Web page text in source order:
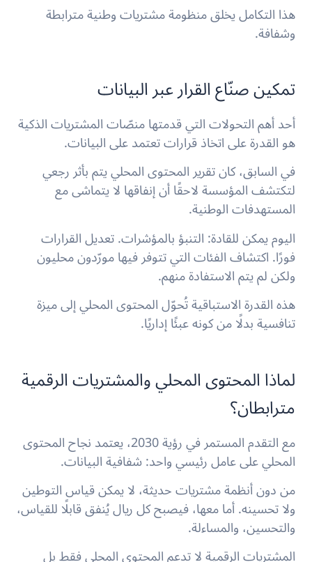
هذا التكامل يخلق منظومة مشتريات وطنية مترابطة
وشفافة.
تمكين صنّاع القرار عبر البيانات
أحد أهم التحولات التي قدمتها منصّات المشتريات الذكية
هو القدرة على اتخاذ قرارات تعتمد على البيانات.
في السابق، كان تقرير المحتوى المحلي يتم بأثر رجعي
لتكتشف المؤسسة لاحقًا أن إنفاقها لا يتماشى مع
المستهدفات الوطنية.
اليوم يمكن للقادة: التنبؤ بالمؤشرات. تعديل القرارات
فورًا. اكتشاف الفئات التي تتوفر فيها مورّدون محليون
ولكن لم يتم الاستفادة منهم.
هذه القدرة الاستباقية تُحوّل المحتوى المحلي إلى ميزة
تنافسية بدلًا من كونه عبئًا إداريًا.
لماذا المحتوى المحلي والمشتريات الرقمية
مترابطان؟
مع التقدم المستمر في رؤية 2030، يعتمد نجاح المحتوى
المحلي على عامل رئيسي واحد: شفافية البيانات.
من دون أنظمة مشتريات حديثة، لا يمكن قياس التوطين
ولا تحسينه. أما معها، فيصبح كل ريال يُنفق قابلًا للقياس،
والتحسين، والمساءلة.
المشتريات الرقمية لا تدعم المحتوى المحلي فقط بل